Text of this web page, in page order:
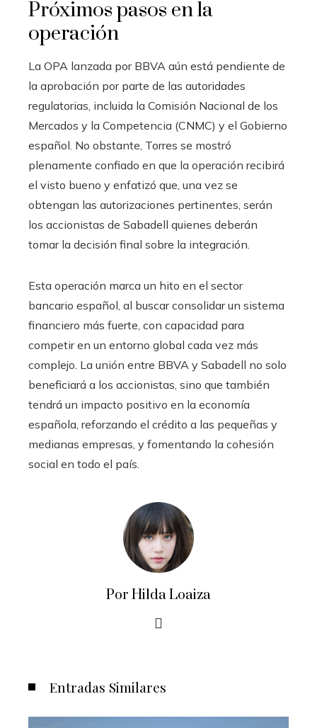
Próximos pasos en la
operación
La OPA lanzada por BBVA aún está pendiente de
la aprobación por parte de las autoridades
regulatorias, incluida la Comisión Nacional de los
Mercados y la Competencia (CNMC) y el Gobierno
español. No obstante, Torres se mostró
plenamente confiado en que la operación recibirá
el visto bueno y enfatizó que, una vez se
obtengan las autorizaciones pertinentes, serán
los accionistas de Sabadell quienes deberán
tomar la decisión final sobre la integración.
Esta operación marca un hito en el sector
bancario español, al buscar consolidar un sistema
financiero más fuerte, con capacidad para
competir en un entorno global cada vez más
complejo. La unión entre BBVA y Sabadell no solo
beneficiará a los accionistas, sino que también
tendrá un impacto positivo en la economía
española, reforzando el crédito a las pequeñas y
medianas empresas, y fomentando la cohesión
social en todo el país.
Por Hilda Loaiza
Entradas Similares